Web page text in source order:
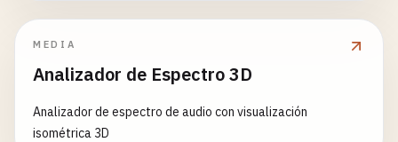
MEDIA
Analizador de Espectro 3D
Analizador de espectro de audio con visualización
isométrica 3D